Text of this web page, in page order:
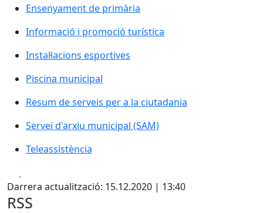
Ensenyament de primària
Informació i promoció turística
Instal·lacions esportives
Piscina municipal
Resum de serveis per a la ciutadania
Servei d'arxiu municipal (SAM)
Servei d'arxiu municipal (SAM)
Teleassistència
Teleassistència
Darrera actualització: 15.12.2020 | 13:40
RSS